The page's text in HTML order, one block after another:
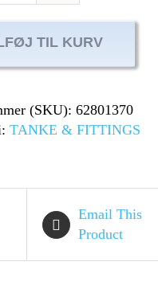
2”
antal
TIL KURV
(SKU): 62801370
TANKE & FITTINGS
Email This
Product